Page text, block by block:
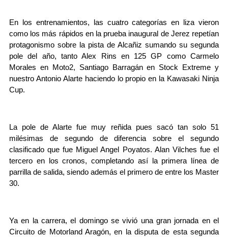
En los entrenamientos, las cuatro categorías en liza vieron
como los más rápidos en la prueba inaugural de Jerez repetían
protagonismo sobre la pista de Alcañiz sumando su segunda
pole del año, tanto Alex Rins en 125 GP como Carmelo
Morales en Moto2, Santiago Barragán en Stock Extreme y
nuestro Antonio Alarte haciendo lo propio en la Kawasaki Ninja
Cup.
La pole de Alarte fue muy reñida pues sacó tan solo 51
milésimas de segundo de diferencia sobre el segundo
clasificado que fue Miguel Angel Poyatos. Alan Vilches fue el
tercero en los cronos, completando así la primera línea de
parrilla de salida, siendo además el primero de entre los Master
30.
Ya en la carrera, el domingo se vivió una gran jornada en el
Circuito de Motorland Aragón, en la disputa de esta segunda